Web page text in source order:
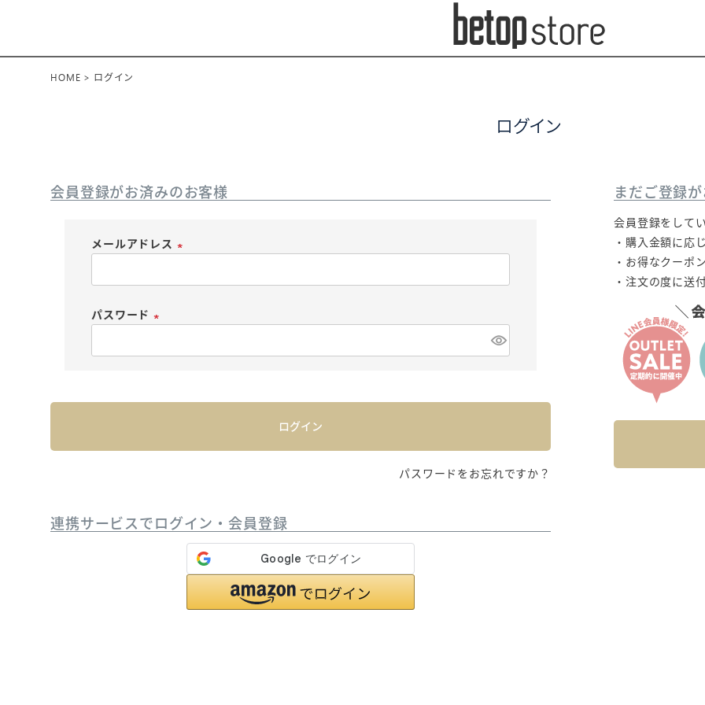
HOME ログイン
ログイン
会員登録がお済みのお客様
メールアドレス
必
)
パスワード
必
)
ログイン
パスワードをお忘れですか？
連携サービスでログイン・会員登録
まだご登録
会員登録をして
・購入金額に応
・お得なクーポ
・注文の度に送